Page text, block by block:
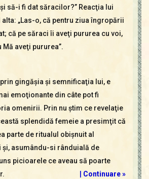
să-i fi dat săracilor?” Reacţia lui
alta: „Las-o, că pentru ziua îngropării
că pe săraci îi aveţi pururea cu voi,
Mă aveţi pururea”.
gingăşia şi semnificaţia lui, e
emoţionante din câte pot fi
omenirii. Prin nu ştim ce revelaţie
splendidă femeie a presimţit că
parte de ritualul obişnuit al
asumându-si rânduială de
picioarele ce aveau să poarte
| Continuare »